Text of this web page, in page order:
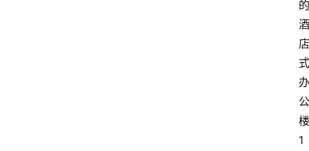
的
酒
店
式
办
公
楼
1